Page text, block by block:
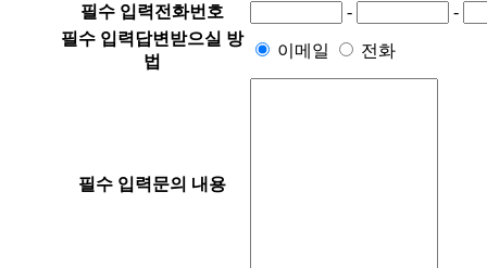
필수 입력전화번호 -
-
필수 입력답변받으실 방
법
이메일 전화
필수 입력문의 내용